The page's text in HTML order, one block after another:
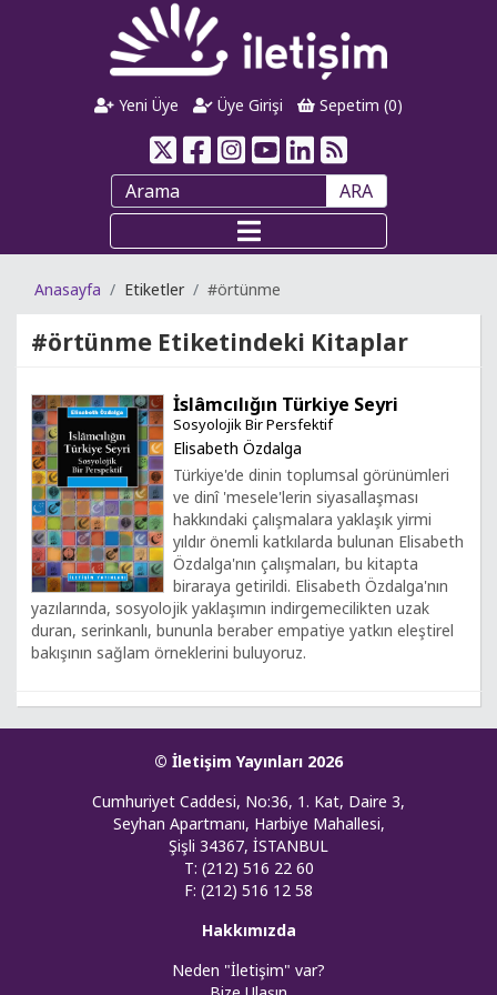
Yeni Üye Üye Girişi Sepetim (0)
ARA
Anasayfa Etiketler #örtünme
#örtünme Etiketindeki Kitaplar
İslâmcılığın Türkiye Seyri
Sosyolojik Bir Persfektif
Elisabeth Özdalga
Türkiye'de dinin toplumsal görünümleri
ve dinî 'mesele'lerin siyasallaşması
hakkındaki çalışmalara yaklaşık yirmi
yıldır önemli katkılarda bulunan Elisabeth
Özdalga'nın çalışmaları, bu kitapta
biraraya getirildi. Elisabeth Özdalga'nın
yazılarında, sosyolojik yaklaşımın indirgemecilikten uzak
duran, serinkanlı, bununla beraber empatiye yatkın eleştirel
bakışının sağlam örneklerini buluyoruz.
© İletişim Yayınları 2026
Cumhuriyet Caddesi, No:36, 1. Kat, Daire 3,
Seyhan Apartmanı, Harbiye Mahallesi,
Şişli 34367, İSTANBUL
T: (212) 516 22 60
F: (212) 516 12 58
Hakkımızda
Neden "İletişim" var?